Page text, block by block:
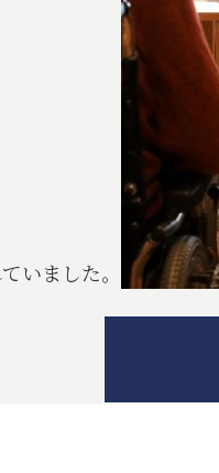
いました。